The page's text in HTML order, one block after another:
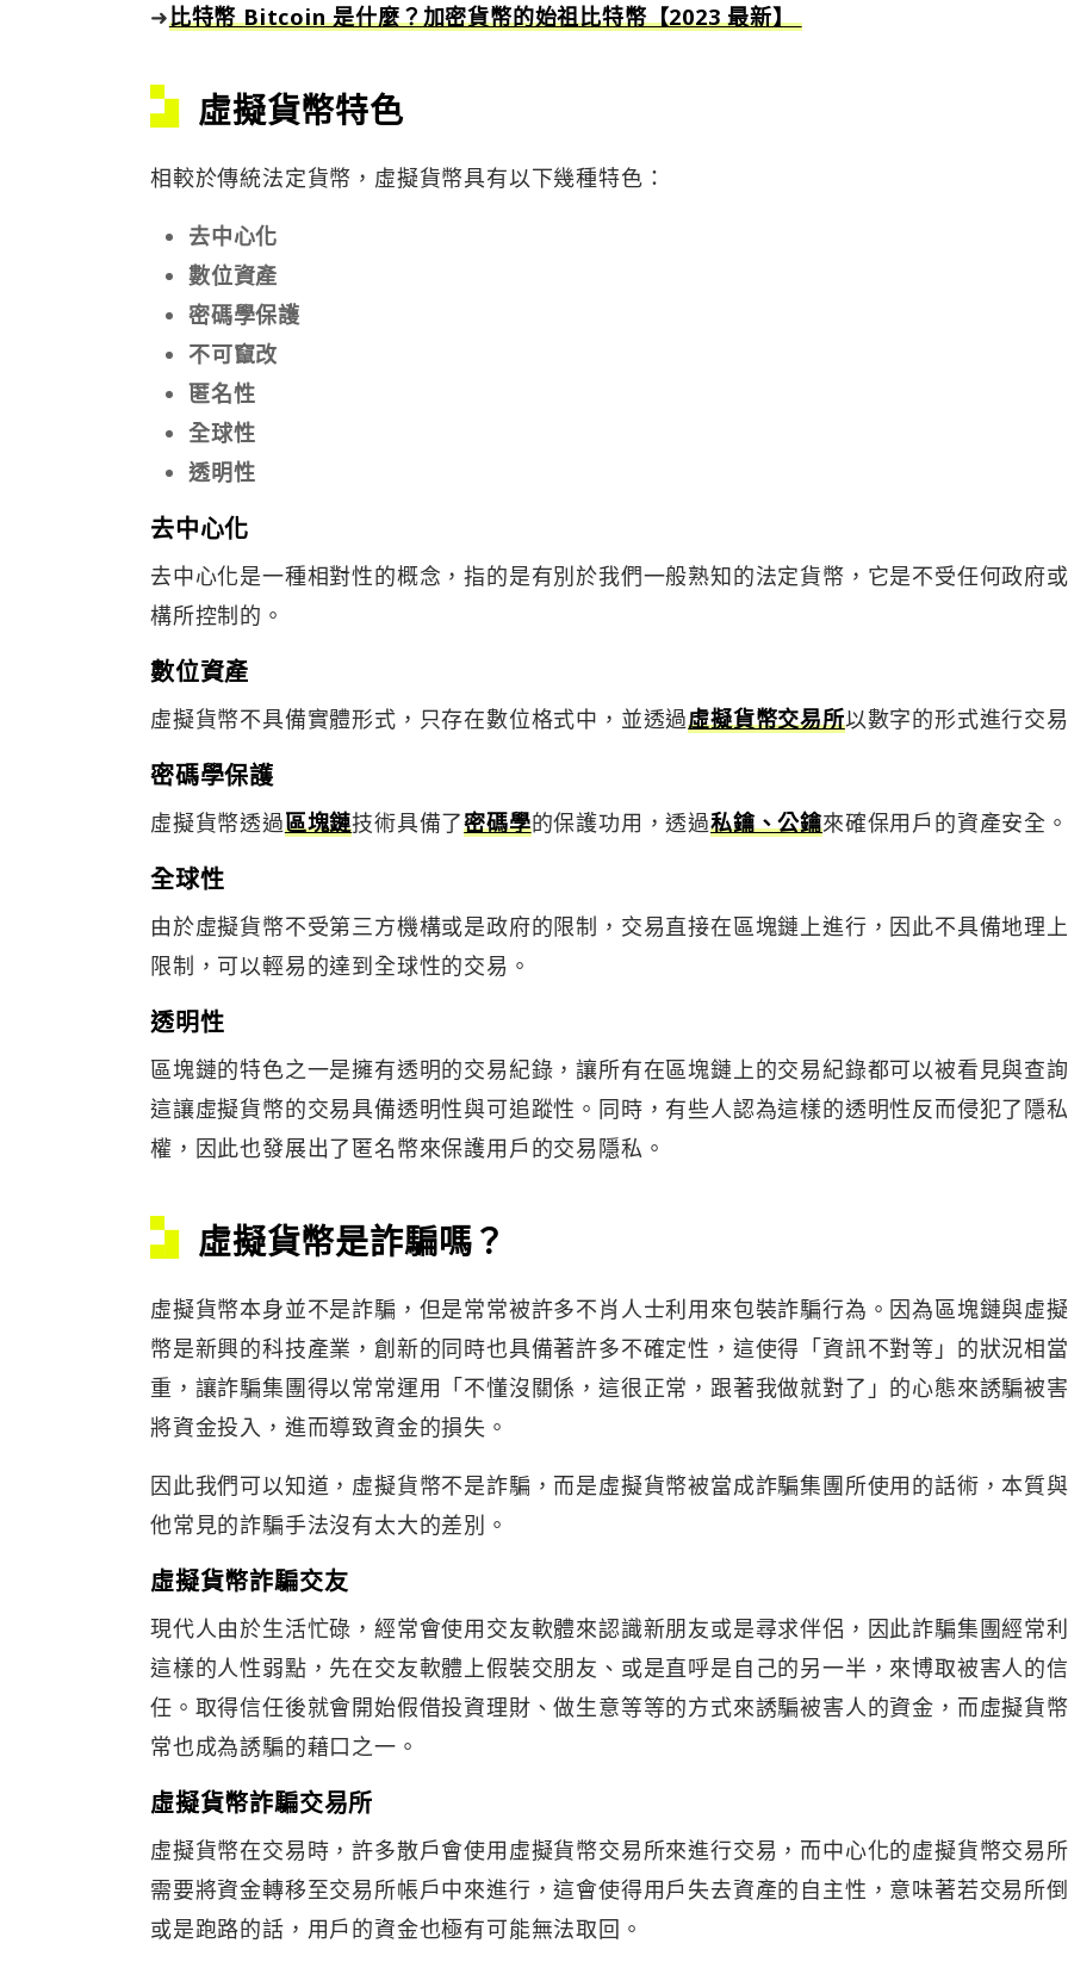
➜比特幣 Bitcoin 是什麼？加密貨幣的始祖比特幣【2023 最新】
虛擬貨幣特色
相較於傳統法定貨幣，虛擬貨幣具有以下幾種特色：
去中心化
數位資產
密碼學保護
不可竄改
匿名性
全球性
透明性
去中心化
去中心化是一種相對性的概念，指的是有別於我們一般熟知的法定貨幣，它是不受任何政府
構所控制的。
數位資產
虛擬貨幣不具備實體形式，只存在數位格式中，並透過虛擬貨幣交易所以數字的形式進行交易
密碼學保護
虛擬貨幣透過區塊鏈技術具備了密碼學的保護功用，透過私鑰、公鑰來確保用戶的資產安全。
全球性
由於虛擬貨幣不受第三方機構或是政府的限制，交易直接在區塊鏈上進行，因此不具備地理
限制，可以輕易的達到全球性的交易。
透明性
區塊鏈的特色之一是擁有透明的交易紀錄，讓所有在區塊鏈上的交易紀錄都可以被看見與查詢
這讓虛擬貨幣的交易具備透明性與可追蹤性。同時，有些人認為這樣的透明性反而侵犯了隱私
權，因此也發展出了匿名幣來保護用戶的交易隱私。
虛擬貨幣是詐騙嗎？
虛擬貨幣本身並不是詐騙，但是常常被許多不肖人士利用來包裝詐騙行為。因為區塊鏈與虛
幣是新興的科技產業，創新的同時也具備著許多不確定性，這使得「資訊不對等」的狀況相
重，讓詐騙集團得以常常運用「不懂沒關係，這很正常，跟著我做就對了」的心態來誘騙被
將資金投入，進而導致資金的損失。
因此我們可以知道，虛擬貨幣不是詐騙，而是虛擬貨幣被當成詐騙集團所使用的話術，本質
他常見的詐騙手法沒有太大的差別。
虛擬貨幣詐騙交友
現代人由於生活忙碌，經常會使用交友軟體來認識新朋友或是尋求伴侶，因此詐騙集團經常
這樣的人性弱點，先在交友軟體上假裝交朋友、或是直呼是自己的另一半，來博取被害人的信
任。取得信任後就會開始假借投資理財、做生意等等的方式來誘騙被害人的資金，而虛擬貨
常也成為誘騙的藉口之一。
虛擬貨幣詐騙交易所
虛擬貨幣在交易時，許多散戶會使用虛擬貨幣交易所來進行交易，而中心化的虛擬貨幣交易
需要將資金轉移至交易所帳戶中來進行，這會使得用戶失去資產的自主性，意味著若交易所
或是跑路的話，用戶的資金也極有可能無法取回。